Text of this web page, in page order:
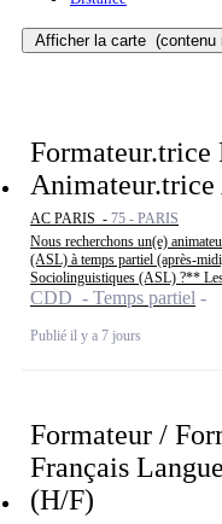
Afficher la carte (contenu
Formateur.trice
AC PARIS - 75 - PARIS
Nous recherchons un(e)
(ASL) à temps partiel (après-
Sociolinguistiques (ASL) ?**
CDD - Temps partiel
Publié il y a 7 jours
Formateur /
Français
(H/F)